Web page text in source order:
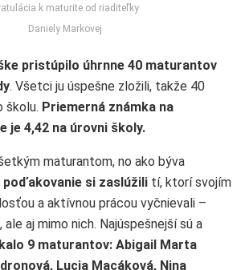
k maturite od riaditeľky
Daniely Markovej
pristúpilo úhrnne 40 maturantov
. Všetci ju úspešne zložili, takže 40
školu. Priemerná známka na
je 4,42 na úrovni školy.
maturantom, no ako býva
si zaslúžili tí, ktorí svojím
a aktívnou prácou vyčnievali –
ale aj mimo nich. Najúspešnejší sú a
9 maturantov: Abigail Marta
Lucia Macáková, Nina